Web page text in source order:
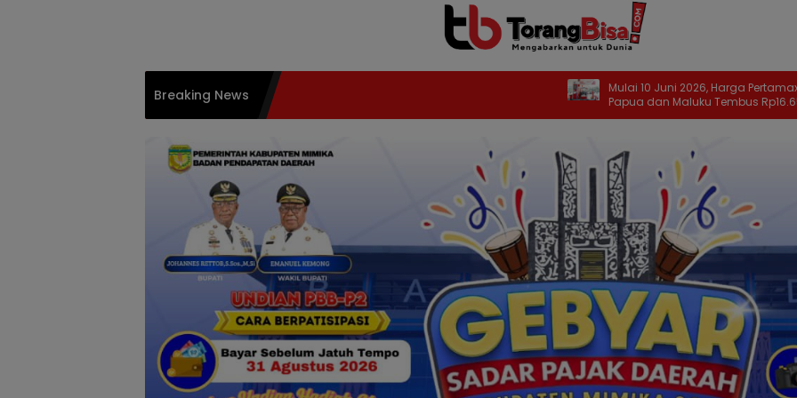
Breaking News
Mulai 10 Juni 2026, Harga Pertamax di
Papua dan Maluku Tembus Rp16.650 per
Liter